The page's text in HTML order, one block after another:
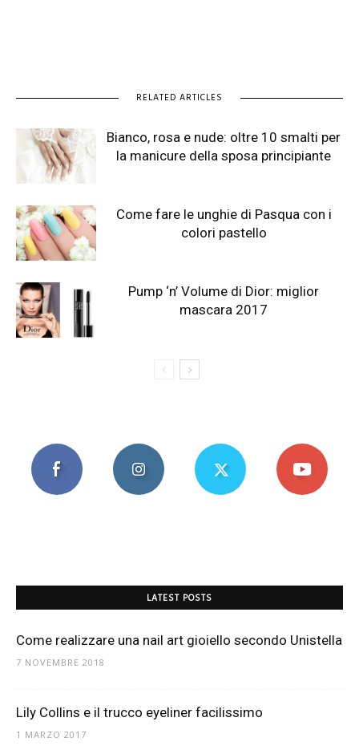
RELATED ARTICLES
Bianco, rosa e nude: oltre 10 smalti per
la manicure della sposa principiante
Come fare le unghie di Pasqua con i
colori pastello
Pump ‘n’ Volume di Dior: miglior
mascara 2017
LATEST POSTS
Come realizzare una nail art gioiello secondo Unistella
7 NOVEMBRE 2018
Lily Collins e il trucco eyeliner facilissimo
1 MARZO 2017